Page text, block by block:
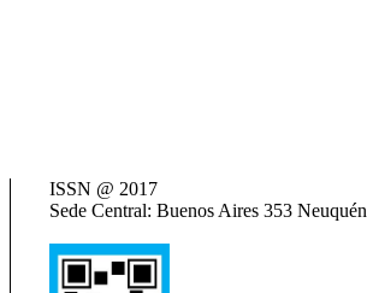
ISSN @ 2017
Sede Central: Buenos Aires 353 Neuquén